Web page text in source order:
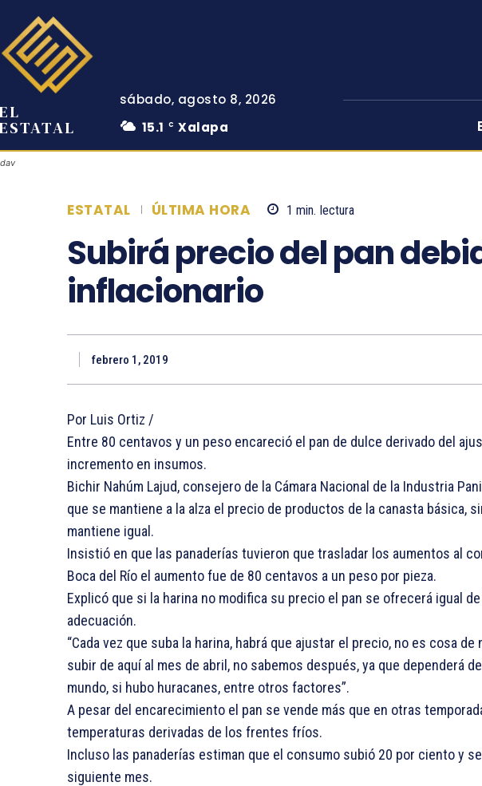
EL
ESTATAL
sábado, agosto 8, 2026
15.1
C Xalapa
dav
ESTATAL ÚLTIMA HORA 1 min. lectura
Subirá precio del pan
inflacionario
febrero 1, 2019
Por Luis Ortiz /
Entre 80 centavos y un peso encareció el pan de dulce derivado del
incremento en insumos.
Bichir Nahúm Lajud, consejero de la Cámara Nacional de la Industria
que se mantiene a la alza el precio de productos de la canasta básica,
mantiene igual.
Insistió en que las panaderías tuvieron que trasladar los aumentos al
Boca del Río el aumento fue de 80 centavos a un peso por pieza.
Explicó que si la harina no modifica su precio el pan se ofrecerá igual
adecuación.
“Cada vez que suba la harina, habrá que ajustar el precio, no es cosa
subir de aquí al mes de abril, no sabemos después, ya que dependerá
mundo, si hubo huracanes, entre otros factores”.
A pesar del encarecimiento el pan se vende más que en otras
temperaturas derivadas de los frentes fríos.
Incluso las panaderías estiman que el consumo subió 20 por ciento y
siguiente mes.